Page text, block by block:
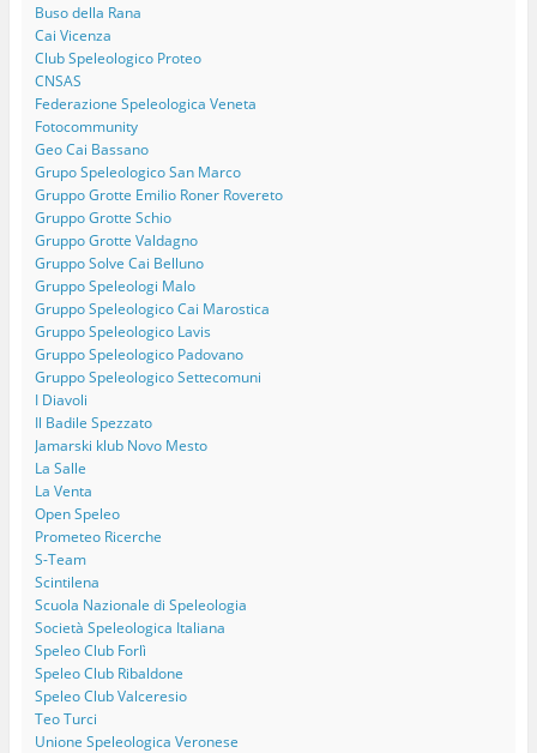
Buso della Rana
Cai Vicenza
Club Speleologico Proteo
CNSAS
Federazione Speleologica Veneta
Fotocommunity
Geo Cai Bassano
Grupo Speleologico San Marco
Gruppo Grotte Emilio Roner Rovereto
Gruppo Grotte Schio
Gruppo Grotte Valdagno
Gruppo Solve Cai Belluno
Gruppo Speleologi Malo
Gruppo Speleologico Cai Marostica
Gruppo Speleologico Lavis
Gruppo Speleologico Padovano
Gruppo Speleologico Settecomuni
I Diavoli
Il Badile Spezzato
Jamarski klub Novo Mesto
La Salle
La Venta
Open Speleo
Prometeo Ricerche
S-Team
Scintilena
Scuola Nazionale di Speleologia
Società Speleologica Italiana
Speleo Club Forlì
Speleo Club Ribaldone
Speleo Club Valceresio
Teo Turci
Unione Speleologica Veronese